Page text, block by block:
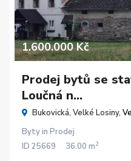
1.600.000 Kč
Prodej bytů se
Loučná n...
Bukovická, Velké Losiny,
Bytyin Prodej
ID 25669 36.00 m2